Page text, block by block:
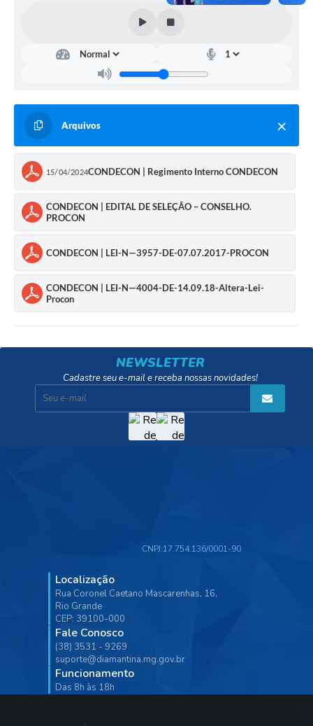
Arquivos
15/04/2024CONDECON | Regimento Interno CONDECON
CONDECON | EDITAL DE SELEÇÃO – CONSELHO.
PROCON
CONDECON | LEI-N—3957-DE-07.07.2017-PROCON
CONDECON | LEI-N—4004-DE-14.09.18-Altera-Lei-
Procon
NEWSLETTER
Cadastre seu e-mail e receba nossas novidades!
Localização
Rua Coronel Caetano Mascarenhas, 16,
Rio Grande
CEP: 39100-000
Fale Conosco
(38) 3531 - 9269
suporte@diamantina.mg.gov.br
Funcionamento
Das 8h às 18h
CNPJ:17.754.136/0001-90